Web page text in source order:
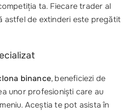
ta. Fiecare trader al
astfel de extinderi este pregătit
binance, beneficiezi de
unor profesioniști care au
Aceștia te pot asista în